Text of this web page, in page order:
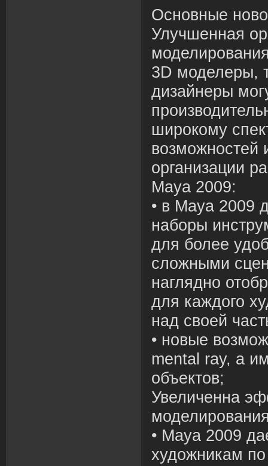
Основные
Улучшенная
3D моделеры,
дизайнеры
широкому
возможностей
организации
Maya 2009:
• в Maya 2009
наборы
для более
сложными
наглядно
для каждого
над своей
• новые
mental ray, а
объектов;
Увеличенна
• Maya 2009
художникам по